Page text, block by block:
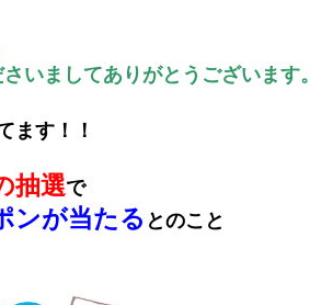
いましてありがとうございます。
ます！！
抽選で
ンが当たる とのこと